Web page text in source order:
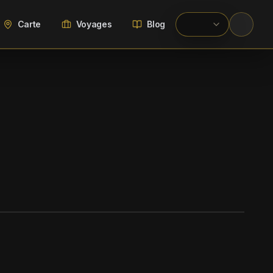
Carte Voyages Blog